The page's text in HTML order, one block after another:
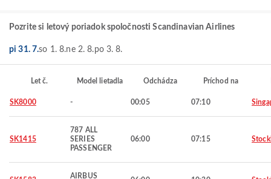
Pozrite si letový poriadok spoločnosti Scandinavian Airlines
pi 31. 7.so 1. 8.ne 2. 8.po 3. 8.
Let č. Model lietadla Odchádza Príchod na
SK8000 - 00:05 07:10
SK1415
787 ALL
SERIES
PASSENGER
06:00 07:15
AIRBUS